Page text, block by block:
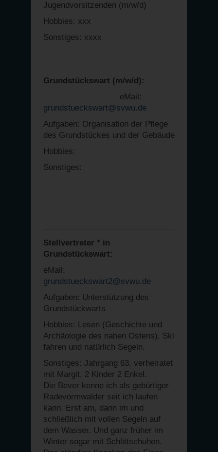
Jugendvorsitzenden (m/w/d)
Hobbies: xxx
Sonstiges: xxxx
Grundstückswart (m/w/d):
eMail:
grundstueckswart@svwu.de
Aufgaben: Organisation der Pflege
des Grundstückes und der Gebäude
Hobbies:
Sonstiges:
Stellvertreter * in
Grundstückswart:
eMail:
grundstueckswart2@svwu.de
Aufgaben: Unterstützung des
Grundstückwarts
Hobbies: Lesen (Geschichte und
Archäologie des nahen Ostens), Ski
fahren und natürlich Segeln.
Sonstiges: Jahrgang 63, verheiratet
mit Margit, 2 Kinder 2 Enkel.
Die Bever kenne ich als gebürtiger
Radevormwalder seit ich laufen
kann. Erst am, dann im und
schließlich mit vollen Segeln auf
dem Wasser. Und ganz früher im
Winter sogar mit Schlittschuhen.